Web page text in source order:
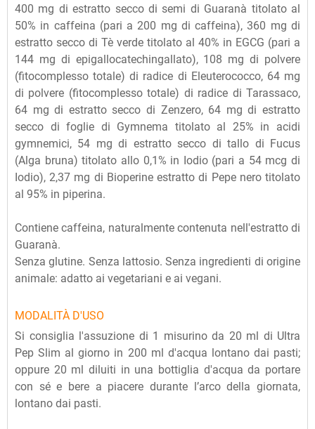
400 mg di estratto secco di semi di Guaranà titolato al
50% in caffeina (pari a 200 mg di caffeina), 360 mg di
estratto secco di Tè verde titolato al 40% in EGCG (pari a
144 mg di epigallocatechingallato), 108 mg di polvere
(fitocomplesso totale) di radice di Eleuterococco, 64 mg
di polvere (fitocomplesso totale) di radice di Tarassaco,
64 mg di estratto secco di Zenzero, 64 mg di estratto
secco di foglie di Gymnema titolato al 25% in acidi
gymnemici, 54 mg di estratto secco di tallo di Fucus
(Alga bruna) titolato allo 0,1% in Iodio (pari a 54 mcg di
Iodio), 2,37 mg di Bioperine estratto di Pepe nero titolato
al 95% in piperina.
Contiene caffeina, naturalmente contenuta nell'estratto di
Guaranà.
Senza glutine. Senza lattosio. Senza ingredienti di origine
animale: adatto ai vegetariani e ai vegani.
MODALITÀ D'USO
Si consiglia l'assuzione di 1 misurino da 20 ml di Ultra
Pep Slim al giorno in 200 ml d'acqua lontano dai pasti;
oppure 20 ml diluiti in una bottiglia d'acqua da portare
con sé e bere a piacere durante l’arco della giornata,
lontano dai pasti.